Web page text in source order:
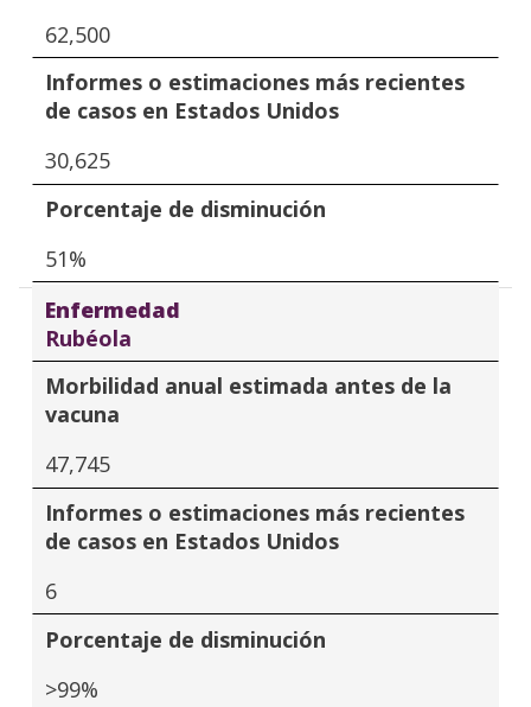
62,500
Informes o estimaciones más recientes
de casos en Estados Unidos
30,625
Porcentaje de disminución
51%
Enfermedad
Rubéola
Morbilidad anual estimada antes de la
vacuna
47,745
Informes o estimaciones más recientes
de casos en Estados Unidos
6
Porcentaje de disminución
>99%